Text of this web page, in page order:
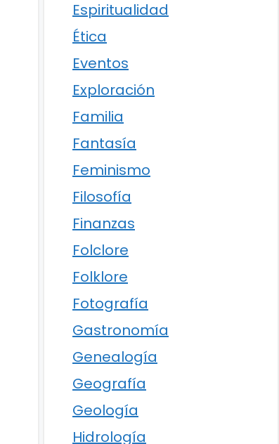
Espiritualidad
Ética
Eventos
Exploración
Familia
Fantasía
Feminismo
Filosofía
Finanzas
Folclore
Folklore
Fotografía
Gastronomía
Genealogía
Geografía
Geología
Hidrología